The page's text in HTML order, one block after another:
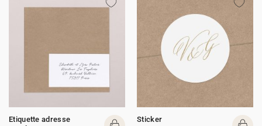
Etiquette adresse
Sticker